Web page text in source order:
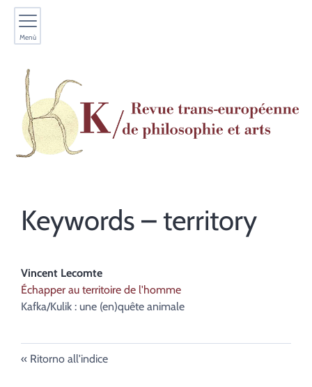
Menù
Keywords – territory
Vincent Lecomte
Échapper au territoire de l'homme
Kafka/Kulik : une (en)quête animale
Ritorno all'indice